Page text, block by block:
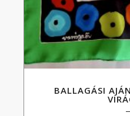
BALLAGÁSI